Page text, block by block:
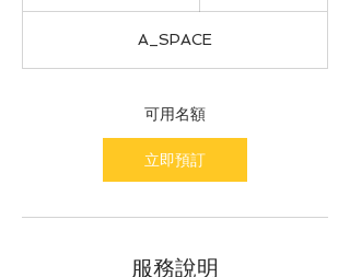
期
8
1
日
A_SPACE
可用名額
立即預訂
服務說明